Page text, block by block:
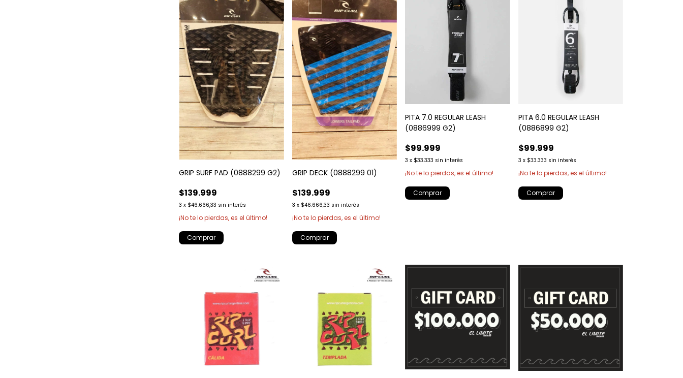
GRIP SURF PAD (0888299 G2)
$139.999
3 x $46.666,33 sin interés
¡No te lo pierdas, es el último!
GRIP DECK (0888299 01)
$139.999
3 x $46.666,33 sin interés
¡No te lo pierdas, es el último!
PITA 7.0 REGULAR LEASH
(0886999 G2)
$99.999
3 x $33.333 sin interés
¡No te lo pierdas, es el último!
PITA 6.0 REGULAR LEASH
(0886899 G2)
$99.999
3 x $33.333 sin interés
¡No te lo pierdas, es el último!